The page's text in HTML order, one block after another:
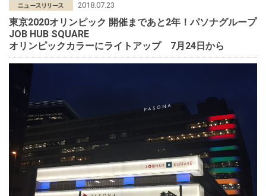
2018.07.23
東京2020オリンピック 開催まであと2年！パソナグループ
JOB HUB SQUARE
オリンピックカラーにライトアップ 7月24日から